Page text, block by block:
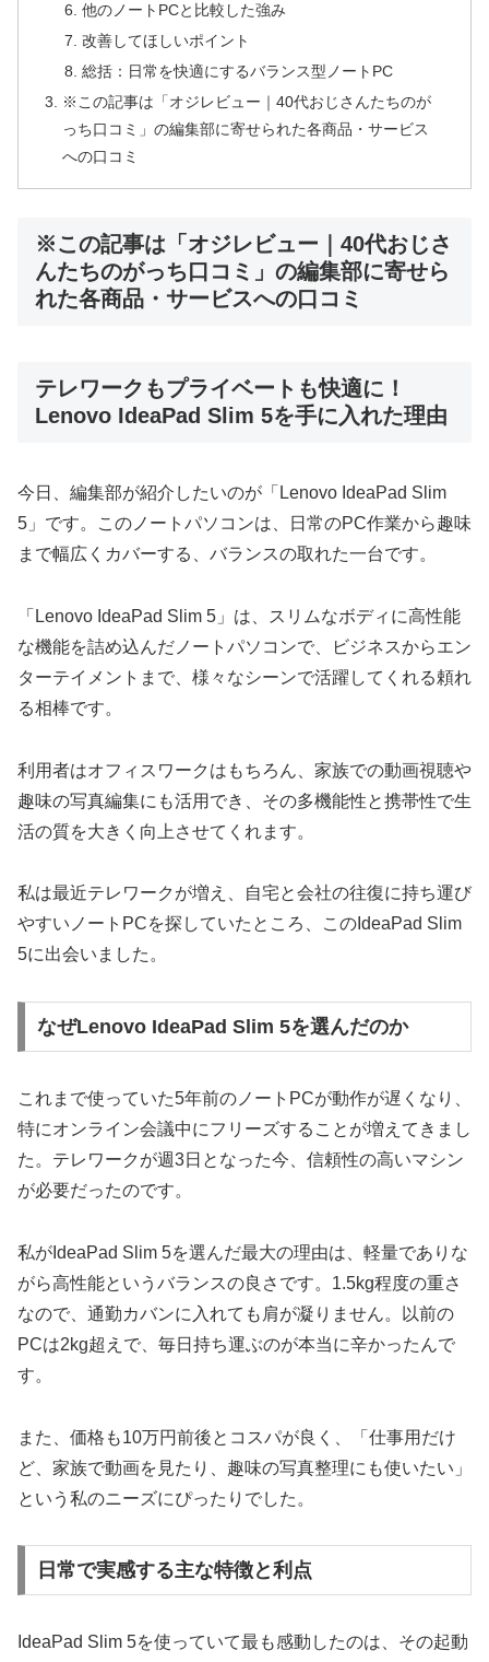
他のノートPCと比較した強み
改善してほしいポイント
総括：日常を快適にするバランス型ノートPC
※この記事は「オジレビュー｜40代おじさんたちのが
っち口コミ」の編集部に寄せられた各商品・サービス
への口コミ
※この記事は「オジレビュー｜40代おじさ
んたちのがっち口コミ」の編集部に寄せら
れた各商品・サービスへの口コミ
テレワークもプライベートも快適に！
Lenovo IdeaPad Slim 5を手に入れた理由
今日、編集部が紹介したいのが「Lenovo IdeaPad Slim
5」です。このノートパソコンは、日常のPC作業から趣味
まで幅広くカバーする、バランスの取れた一台です。
「Lenovo IdeaPad Slim 5」は、スリムなボディに高性能
な機能を詰め込んだノートパソコンで、ビジネスからエン
ターテイメントまで、様々なシーンで活躍してくれる頼れ
る相棒です。
利用者はオフィスワークはもちろん、家族での動画視聴や
趣味の写真編集にも活用でき、その多機能性と携帯性で生
活の質を大きく向上させてくれます。
私は最近テレワークが増え、自宅と会社の往復に持ち運び
やすいノートPCを探していたところ、このIdeaPad Slim
5に出会いました。
なぜLenovo IdeaPad Slim 5を選んだのか
これまで使っていた5年前のノートPCが動作が遅くなり、
特にオンライン会議中にフリーズすることが増えてきまし
た。テレワークが週3日となった今、信頼性の高いマシン
が必要だったのです。
私がIdeaPad Slim 5を選んだ最大の理由は、軽量でありな
がら高性能というバランスの良さです。1.5kg程度の重さ
なので、通勤カバンに入れても肩が凝りません。以前の
PCは2kg超えで、毎日持ち運ぶのが本当に辛かったんで
す。
また、価格も10万円前後とコスパが良く、「仕事用だけ
ど、家族で動画を見たり、趣味の写真整理にも使いたい」
という私のニーズにぴったりでした。
日常で実感する主な特徴と利点
IdeaPad Slim 5を使っていて最も感動したのは、その起動